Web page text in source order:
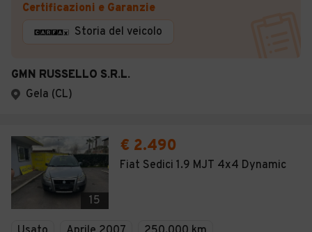
Certificazioni e Garanzie
Storia del veicolo
GMN RUSSELLO S.R.L.
Gela (CL)
15
€ 2.490
Fiat Sedici 1.9 MJT 4x4 Dynamic